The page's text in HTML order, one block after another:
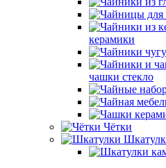
керамики
чашки стекло
Чётки